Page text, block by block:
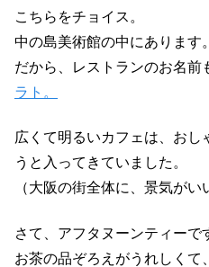
こちらをチョイス。
中の島美術館の中にあります。
だから、レストランのお名
ラト。
広くて明るいカフェは、お
うと入ってきていました。
（大阪の街全体に、景気がい
さて、アフタヌーンティーで
お茶の品ぞろえがうれしく